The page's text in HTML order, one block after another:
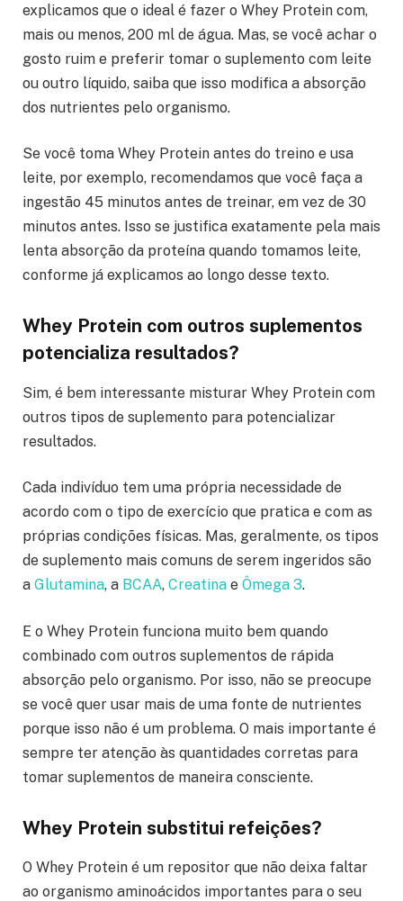
explicamos que o ideal é fazer o Whey Protein com,
mais ou menos, 200 ml de água. Mas, se você achar o
gosto ruim e preferir tomar o suplemento com leite
ou outro líquido, saiba que isso modifica a absorção
dos nutrientes pelo organismo.
Se você toma Whey Protein antes do treino e usa
leite, por exemplo, recomendamos que você faça a
ingestão 45 minutos antes de treinar, em vez de 30
minutos antes. Isso se justifica exatamente pela mais
lenta absorção da proteína quando tomamos leite,
conforme já explicamos ao longo desse texto.
Whey Protein com outros suplementos
potencializa resultados?
Sim, é bem interessante misturar Whey Protein com
outros tipos de suplemento para potencializar
resultados.
Cada indivíduo tem uma própria necessidade de
acordo com o tipo de exercício que pratica e com as
próprias condições físicas. Mas, geralmente, os tipos
de suplemento mais comuns de serem ingeridos são
a Glutamina, a BCAA, Creatina e Ômega 3.
E o Whey Protein funciona muito bem quando
combinado com outros suplementos de rápida
absorção pelo organismo. Por isso, não se preocupe
se você quer usar mais de uma fonte de nutrientes
porque isso não é um problema. O mais importante é
sempre ter atenção às quantidades corretas para
tomar suplementos de maneira consciente.
Whey Protein substitui refeições?
O Whey Protein é um repositor que não deixa faltar
ao organismo aminoácidos importantes para o seu